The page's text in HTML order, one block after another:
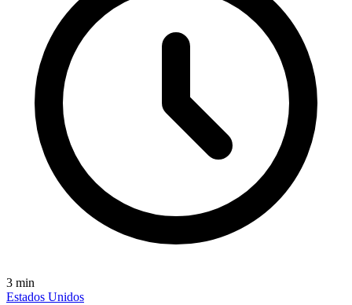
3 min
Estados Unidos